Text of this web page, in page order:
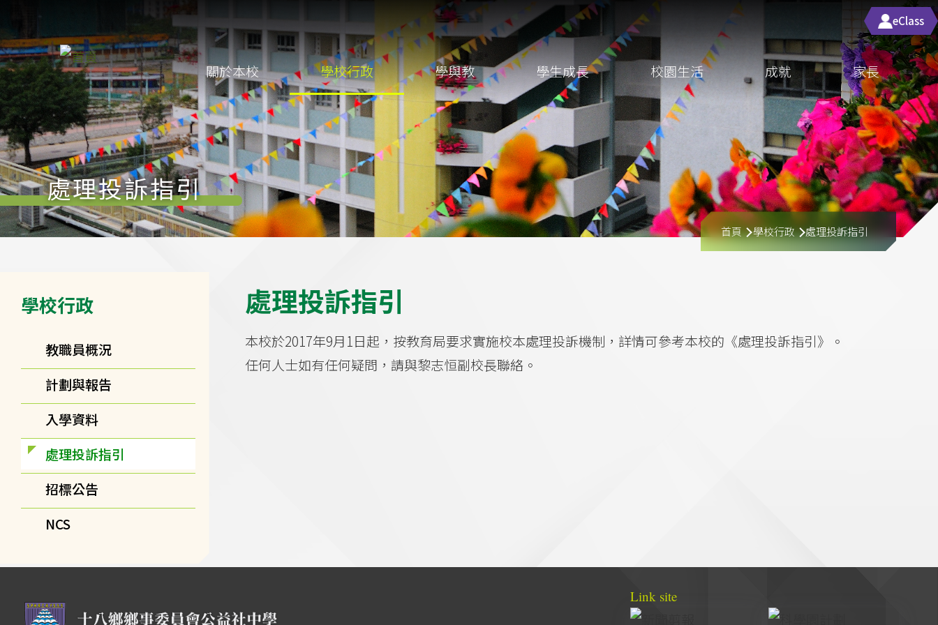
移至主內容 eClass
Main
navigation
關於本校 學校行政 學與教 學生成長 校園生活 成就 家長
處理投訴指引
導
航
首頁 學校行政 處理投訴指引
處理投訴指引
本校於2017年9月1日起，按教育局要求實施校本處理投訴機制，詳情可參考本校的《處理投訴指引》。
任何人士如有任何疑問，請與黎志恒副校長聯絡。
navigation
學校行政
教職員概況
計劃與報告
入學資料
處理投訴指引
招標公告
NCS
Link site